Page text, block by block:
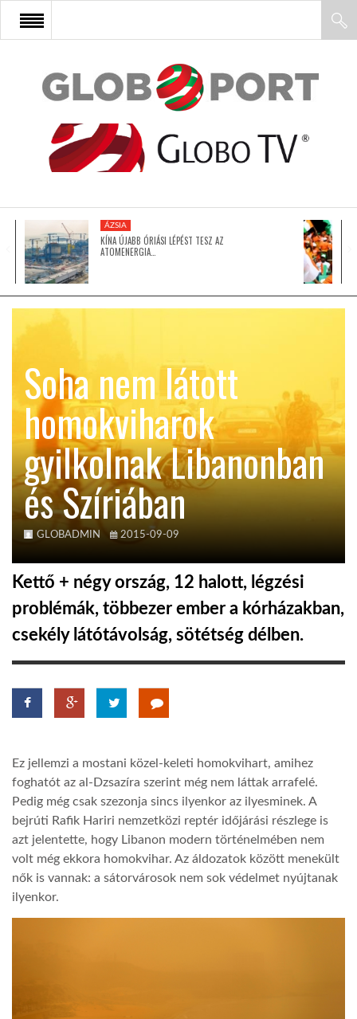
FŐOLDAL
AFRIKA
ÁZSIA
KÖZEL-KELET
AUSZTRÁLIA
A VILÁG ITTHON
GLOBOTV BP
HÍR3D
GLOBOTV
AFRIKA TUDÁSTÁR
A NAP SZÉPE
ÁZSIA
KÍNA ÚJABB ÓRIÁSI LÉPÉST TESZ AZ
ATOMENERGIA…
Soha nem látott
homokviharok
gyilkolnak Libanonban
és Szíriában
GLOBADMIN 2015-09-09
Kettő + négy ország, 12 halott, légzési
problémák, többezer ember a kórházakban,
csekély látótávolság, sötétség délben.
Ez jellemzi a mostani közel-keleti homokvihart, amihez
foghatót az al-Dzsazíra szerint még nem láttak arrafelé.
Pedig még csak szezonja sincs ilyenkor az ilyesminek. A
bejrúti Rafik Hariri nemzetközi reptér időjárási részlege is
azt jelentette, hogy Libanon modern történelmében nem
volt még ekkora homokvihar. Az áldozatok között menekült
nők is vannak: a sátorvárosok nem sok védelmet nyújtanak
ilyenkor.